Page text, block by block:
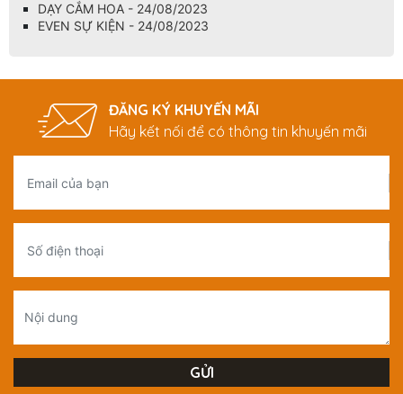
DẠY CẮM HOA - 24/08/2023
EVEN SỰ KIỆN - 24/08/2023
ĐĂNG KÝ KHUYẾN MÃI
Hãy kết nối để có thông tin khuyến mãi